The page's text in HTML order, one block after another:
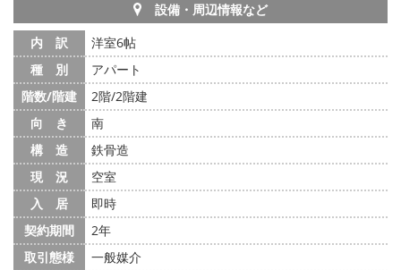
設備・周辺情報など
内 訳
洋室6帖
種 別
アパート
階数/階建
2階/2階建
向 き
南
構 造
鉄骨造
現 況
空室
入 居
即時
契約期間
2年
取引態様
一般媒介